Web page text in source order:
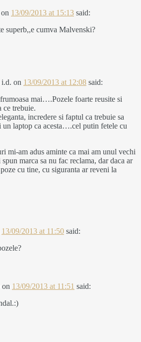
on 13/09/2013 at 15:13 said:
superb,,e cumva Malvenski?
i.d. on 13/09/2013 at 12:08 said:
mai….Pozele foarte reusite si
ce trebuie.
incredere si faptul ca trebuie sa
un laptop ca acesta….cel putin fetele cu
mi-am adus aminte ca mai am unul vechi
marca sa nu fac reclama, dar daca ar
cu tine, cu siguranta ar reveni la
13/09/2013 at 11:50 said:
on 13/09/2013 at 11:51 said: